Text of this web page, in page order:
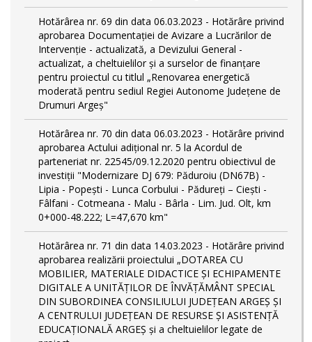
Hotărârea nr. 69 din data 06.03.2023 - Hotărâre privind
aprobarea Documentației de Avizare a Lucrărilor de
Intervenție - actualizată, a Devizului General -
actualizat, a cheltuielilor și a surselor de finanțare
pentru proiectul cu titlul „Renovarea energetică
moderată pentru sediul Regiei Autonome Județene de
Drumuri Argeș"
Hotărârea nr. 70 din data 06.03.2023 - Hotărâre privind
aprobarea Actului adițional nr. 5 la Acordul de
parteneriat nr. 22545/09.12.2020 pentru obiectivul de
investiții "Modernizare DJ 679: Păduroiu (DN67B) -
Lipia - Popești - Lunca Corbului - Pădureți – Ciești -
Fâlfani - Cotmeana - Malu - Bârla - Lim. Jud. Olt, km
0+000-48.222; L=47,670 km"
Hotărârea nr. 71 din data 14.03.2023 - Hotărâre privind
aprobarea realizării proiectului „DOTAREA CU
MOBILIER, MATERIALE DIDACTICE ȘI ECHIPAMENTE
DIGITALE A UNITĂȚILOR DE ÎNVĂȚĂMÂNT SPECIAL
DIN SUBORDINEA CONSILIULUI JUDEȚEAN ARGEȘ ȘI
A CENTRULUI JUDEȚEAN DE RESURSE ȘI ASISTENȚĂ
EDUCAȚIONALĂ ARGEȘ și a cheltuielilor legate de